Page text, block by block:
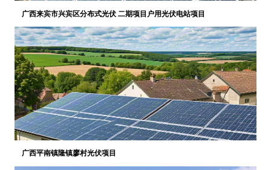
广西来宾市兴宾区分布式光伏 二期项目户用光伏电站项目
广西平南镇隆镇廖村光伏项目